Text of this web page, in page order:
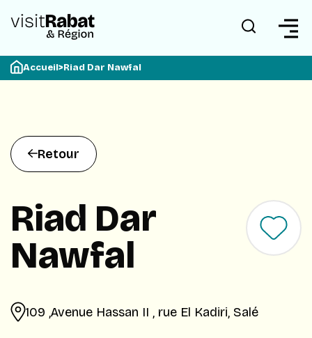
Accueil>Riad Dar Nawfal
Retour
Riad Dar
Nawfal
109 ,Avenue Hassan II , rue El Kadiri, Salé